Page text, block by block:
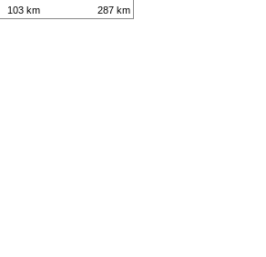
103 km 287 km